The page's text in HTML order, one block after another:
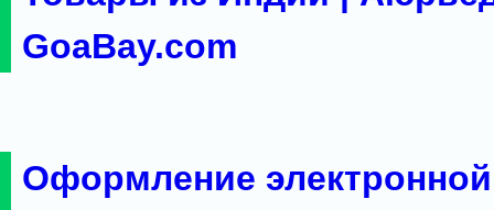
GoaBay.com
Оформление электронной